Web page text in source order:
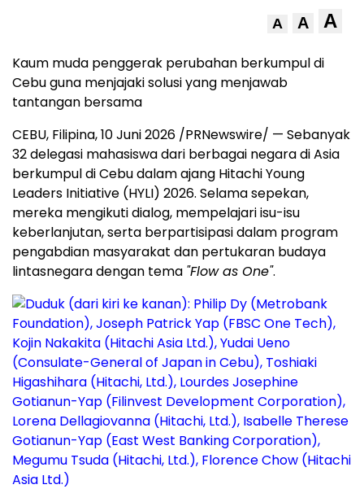
A A A
Kaum muda penggerak perubahan berkumpul di
Cebu guna menjajaki solusi yang menjawab
tantangan bersama
CEBU, Filipina, 10 Juni 2026 /PRNewswire/ — Sebanyak
32 delegasi mahasiswa dari berbagai negara di Asia
berkumpul di Cebu dalam ajang Hitachi Young
Leaders Initiative (HYLI) 2026. Selama sepekan,
mereka mengikuti dialog, mempelajari isu-isu
keberlanjutan, serta berpartisipasi dalam program
pengabdian masyarakat dan pertukaran budaya
lintasnegara dengan tema "Flow as One".